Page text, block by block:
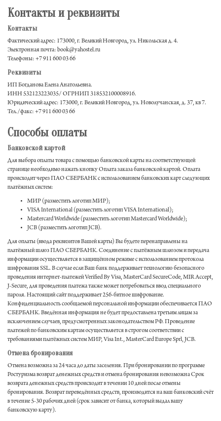
Контакты и реквизиты
Контакты
Фактический адрес: 173000, г. Великий Новгород, ул. Никольская д. 4.
Электронная почта: book@yahostel.ru
Телефоны: +7 911 600 03 66
Реквизиты
ИП Богданова Елена Анатольевна.
ИНН 532123223035/ ОГРНИП 318532100008916.
Юридический адрес: 173000, г. Великий Новгород, ул. Новолучанская, д. 37, кв 7.
Тел./факс: +7 911 600 03 66
Способы оплаты
Банковской картой
Для выбора оплаты товара с помощью банковской карты на соответствующей
странице необходимо нажать кнопку Оплата заказа банковской картой. Оплата
происходит через ПАО СБЕРБАНК с использованием банковских карт следующих
платёжных систем:
МИР (разместить логотип МИР);
VISA International (разместить логотип VISA International);
Mastercard Worldwide (разместить логотип Mastercard Worldwide);
JCB (разместить логотип JCB).
Для оплаты (ввода реквизитов Вашей карты) Вы будете перенаправлены на
платёжный шлюз ПАО СБЕРБАНК. Соединение с платёжным шлюзом и передача
информации осуществляется в защищённом режиме с использованием протокола
шифрования SSL. В случае если Ваш банк поддерживает технологию безопасного
проведения интернет-платежей Verified By Visa, MasterCard SecureCode, MIR Accept,
J-Secure, для проведения платежа также может потребоваться ввод специального
пароля. Настоящий сайт поддерживает 256-битное шифрование.
Конфиденциальность сообщаемой персональной информации обеспечивается ПАО
СБЕРБАНК. Введённая информация не будет предоставлена третьим лицам за
исключением случаев, предусмотренных законодательством РФ. Проведение
платежей по банковским картам осуществляется в строгом соответствии с
требованиями платёжных систем МИР, Visa Int., MasterCard Europe Sprl, JCB.
Отмена бронирования
Отмена возможна за 24 часа до даты заселения. При бронировании по программе
Ростуризма возврат денежных средств и отмена бронирования невозможна Срок
возврата денежных средств происходит в течении 10 дней после отмены
бронирования. Возврат переведённых средств, производится на ваш банковский счёт
в течение 5-30 рабочих дней (срок зависит от банка, который выдал вашу
банковскую карту).